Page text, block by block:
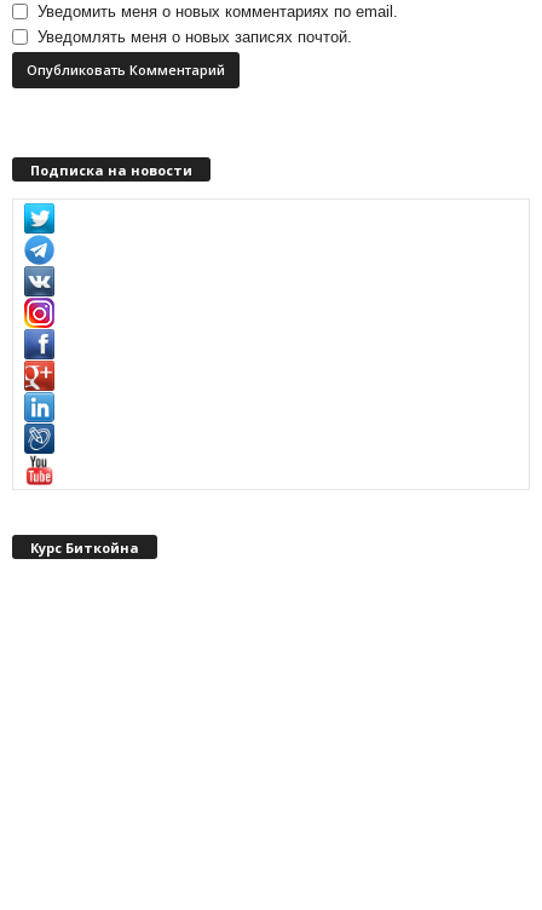
Уведомить меня о новых комментариях по email.
Уведомлять меня о новых записях почтой.
Подписка на новости
Курс Биткойна